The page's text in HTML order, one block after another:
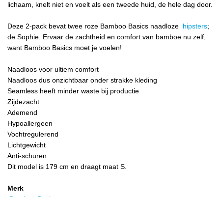
lichaam, knelt niet en voelt als een tweede huid, de hele dag door.
Deze 2-pack bevat twee roze Bamboo Basics naadloze hipsters;
de Sophie. Ervaar de zachtheid en comfort van bamboe nu zelf,
want Bamboo Basics moet je voelen!
Naadloos voor ultiem comfort
Naadloos dus onzichtbaar onder strakke kleding
Seamless heeft minder waste bij productie
Zijdezacht
Ademend
Hypoallergeen
Vochtregulerend
Lichtgewicht
Anti-schuren
Dit model is 179 cm en draagt maat S.
Merk